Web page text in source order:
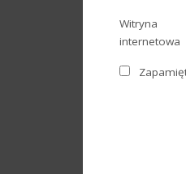
Witryna
internetowa